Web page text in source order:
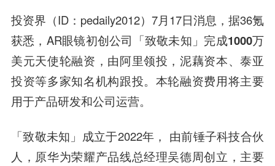
投资界（ID：pedaily2012）7月17日消息，据36氪
获悉，AR眼镜初创公司「致敬未知」 完成1000万
美元天使轮融资 ，由阿里领投，泥藕资本、泰亚
投资等多家知名机构跟投。 本轮融资费用将主要
用于产品研发和公司运营。
「致敬未知」成立于2022年， 由前锤子科技合伙
人，原华为荣耀产品线总经理吴德周创立，主要